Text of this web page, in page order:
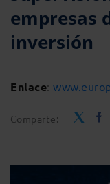
empresas
inversión
Enlace:
Comparte: